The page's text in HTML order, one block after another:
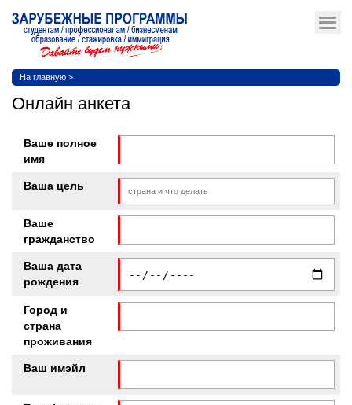
На главную >
Онлайн анкета
Ваше полное
имя
Ваша цель
Ваше
гражданство
Ваша дата
рождения
Город и
страна
проживания
Ваш имэйл